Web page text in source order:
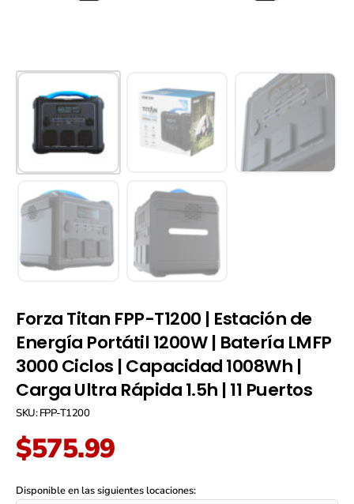
Forza Titan FPP-T1200 | Estación de
Energía Portátil 1200W | Batería LMFP
3000 Ciclos | Capacidad 1008Wh |
Carga Ultra Rápida 1.5h | 11 Puertos
SKU: FPP-T1200
$575.99
Disponible en las siguientes locaciones:
Titan